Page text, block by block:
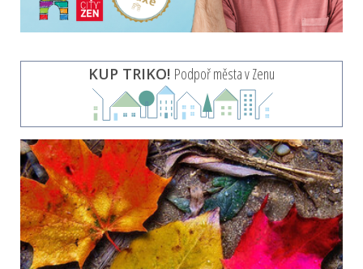
KUP TRIKO! Podpoř města v Zenu